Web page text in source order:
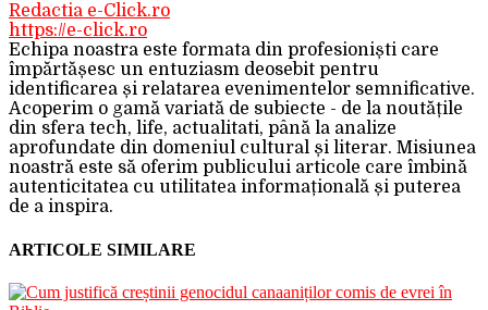
Redactia e-Click.ro
https://e-click.ro
Echipa noastra este formata din profesioniști care
împărtășesc un entuziasm deosebit pentru
identificarea și relatarea evenimentelor semnificative.
Acoperim o gamă variată de subiecte - de la noutățile
din sfera tech, life, actualitati, până la analize
aprofundate din domeniul cultural și literar. Misiunea
noastră este să oferim publicului articole care îmbină
autenticitatea cu utilitatea informațională și puterea
de a inspira.
ARTICOLE SIMILARE